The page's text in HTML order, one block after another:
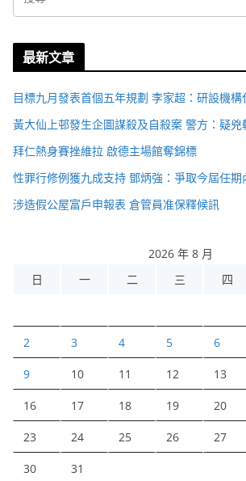
最新文章
目標九月發表首個五年規劃 李家超：研設機
黃大仙上邨發生企圖謀殺及自殺案 警方：疑
拜仁熱身賽挫維拉 啟德主場館奪錦標
性罪行修例獲九成支持 鄧炳強：爭取今屆任期
涉造假公屋富戶申報表 倉管員准保釋候訊
2026 年 8 月
日
一 二 三 四
2 3 4 5 6
9 10 11 12 13
16 17 18 19 20
23 24 25 26 27
30 31